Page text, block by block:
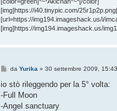
o
[img]https://i40.tinypic.com/
[url=https://img194.imageshack.us/i/
[img]https://img194.imageshack.us/
M
s
a
g
da Yurika » 30 settembre 2009, 15:43
io stò rileggendo per la 5° volta:
-Full Moon
-Angel sanctuary